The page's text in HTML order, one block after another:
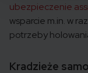
ubezpieczenie
wsparcie m.in. w
potrzeby
Kradzieże